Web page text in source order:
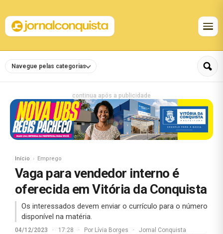
Navegue pelas categorias
continua após a publicidade
Início Emprego
Vaga para vendedor interno é
oferecida em Vitória da Conquista
Os interessados devem enviar o currículo para o número
disponível na matéria.
04/12/2023 · 17:28 · Por Lívia Borges · Jornal Conquista